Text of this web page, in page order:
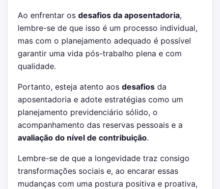
Ao enfrentar os desafios da aposentadoria,
lembre-se de que isso é um processo individual,
mas com o planejamento adequado é possível
garantir uma vida pós-trabalho plena e com
qualidade.
Portanto, esteja atento aos desafios da
aposentadoria e adote estratégias como um
planejamento previdenciário sólido, o
acompanhamento das reservas pessoais e a
avaliação do nível de contribuição.
Lembre-se de que a longevidade traz consigo
transformações sociais e, ao encarar essas
mudanças com uma postura positiva e proativa,